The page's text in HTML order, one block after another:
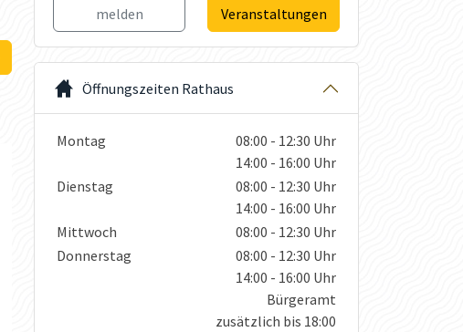
melden
Veranstaltungen
Öffnungszeiten Rathaus
Wochentage / Monate
Öffnungszeiten / Hinweise
Montag
08:00 - 12:30 Uhr
14:00 - 16:00 Uhr
Dienstag
08:00 - 12:30 Uhr
14:00 - 16:00 Uhr
Mittwoch
08:00 - 12:30 Uhr
Donnerstag
08:00 - 12:30 Uhr
14:00 - 16:00 Uhr
Bürgeramt
zusätzlich bis 18:00